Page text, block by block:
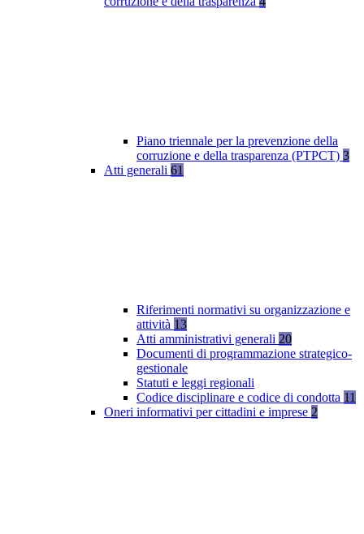
Piano triennale per la prevenzione della
corruzione e della trasparenza (PTPCT) 3
Atti generali 61
Riferimenti normativi su organizzazione e
attività 13
Atti amministrativi generali 20
Documenti di programmazione strategico-
gestionale
Statuti e leggi regionali
Codice disciplinare e codice di condotta 11
Oneri informativi per cittadini e imprese 2